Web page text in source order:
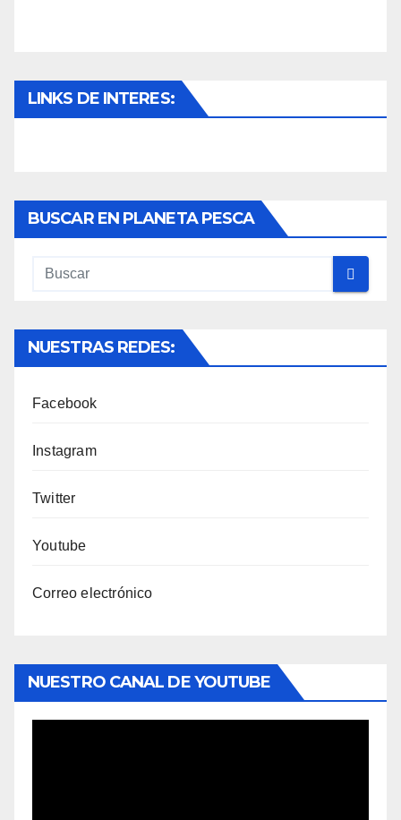
LINKS DE INTERES:
BUSCAR EN PLANETA PESCA
NUESTRAS REDES:
Facebook
Instagram
Twitter
Youtube
Correo electrónico
NUESTRO CANAL DE YOUTUBE